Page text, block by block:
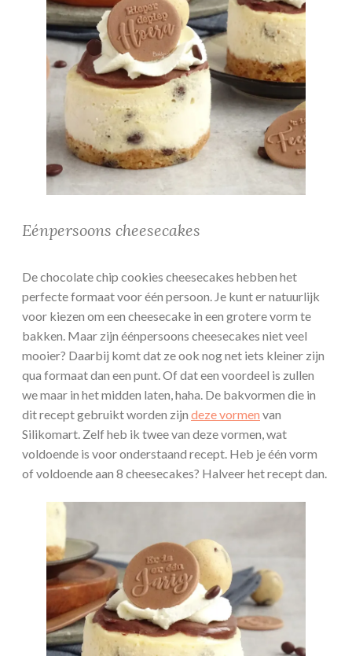
Eénpersoons cheesecakes
De chocolate chip cookies cheesecakes hebben het
perfecte formaat voor één persoon. Je kunt er natuurlijk
voor kiezen om een cheesecake in een grotere vorm te
bakken. Maar zijn éénpersoons cheesecakes niet veel
mooier? Daarbij komt dat ze ook nog net iets kleiner zijn
qua formaat dan een punt. Of dat een voordeel is zullen
we maar in het midden laten, haha. De bakvormen die in
dit recept gebruikt worden zijn deze vormen van
Silikomart. Zelf heb ik twee van deze vormen, wat
voldoende is voor onderstaand recept. Heb je één vorm
of voldoende aan 8 cheesecakes? Halveer het recept dan.